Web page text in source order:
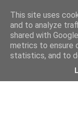
This site uses
and to analyze
shared with
metrics to ensure
statistics, and to